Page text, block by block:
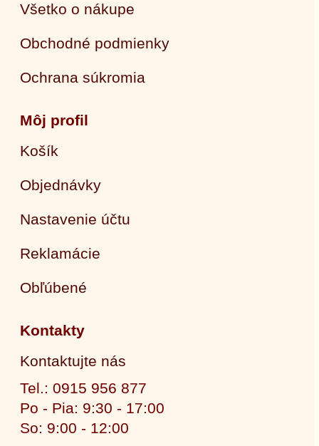
Všetko o nákupe
Obchodné podmienky
Ochrana súkromia
Môj profil
Košík
Objednávky
Nastavenie účtu
Reklamácie
Obľúbené
Kontakty
Kontaktujte nás
Tel.: 0915 956 877
Po - Pia: 9:30 - 17:00
So: 9:00 - 12:00